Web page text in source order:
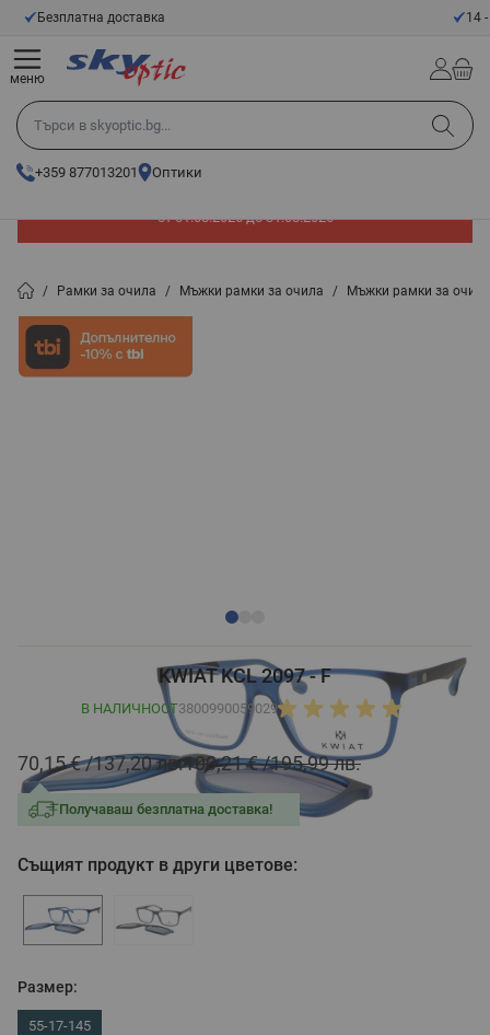
Прескачане към съдържанието
Търси в skyoptic.bg...
+359 877013201 Оптики
меню
от 01.08.2026 до 31.08.2026
/ Рамки за очила / Мъжки рамки за очила / Мъжки рамки за
KWIAT KCL 2097 - F
В НАЛИЧНОСТ3800990059029
100,21 € 195,99 лв.
70,15 € 137,20 лв.
Получаваш безплатна доставка!
Същият продукт в други цветове:
Размер:
55-17-145